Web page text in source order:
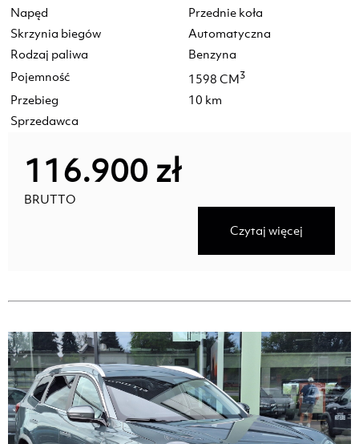
Napęd
Przednie koła
Skrzynia biegów
Automatyczna
Rodzaj paliwa
Benzyna
Pojemność
1598 CM3
Przebieg
10 km
Sprzedawca
116.900 zł
BRUTTO
Czytaj więcej